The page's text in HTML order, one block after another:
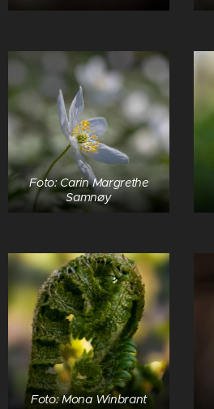
Foto: Carin Margrethe
Samnøy
Foto: Mona Winbrant